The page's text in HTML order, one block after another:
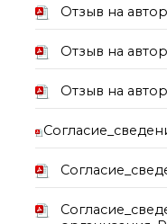
Конкурсы вакантных
должностей
История ВХК РАН
Преподавательский
состав
Достижения
Почтовый сервер
Отзыв на
Отзыв на
Отзыв на